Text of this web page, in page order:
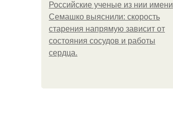
Российские ученые из нии имени
Семашко выяснили: скорость
старения напрямую зависит от
состояния сосудов и работы
сердца.